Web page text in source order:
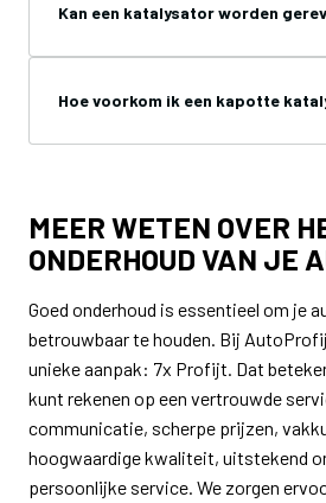
Kan een katalysator worden
Hoe voorkom ik een kapotte
MEER WETEN OVER
ONDERHOUD VAN JE
Goed onderhoud is essentieel om je
betrouwbaar te houden. Bij
unieke aanpak: 7x Profijt. Dat
kunt rekenen op een vertrouwde
communicatie, scherpe prijzen,
hoogwaardige kwaliteit, uitstekend
persoonlijke service. We zorgen